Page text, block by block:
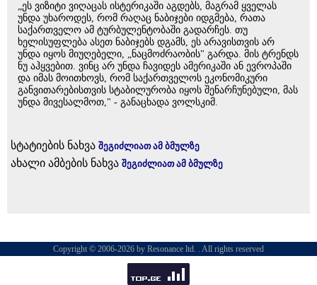
„ეს ვიზიტი ვიღაცას ისტერიკაში აგდებს, მაგრამ ყველას
უნდა უხაროდეს, რომ რაღაც ნაბიჯები იდგმება, რათა
საქართველო ამ ტურბულენტობაში გადარჩეს. თუ
ხელისუფლება ასეთ ნაბიჯებს დგამს, ეს არავისთვის არ
უნდა იყოს მიუღებელი, „ნაცმოძრაობის" გარდა. მის ტრენდს
ნუ აჰყვებით. ვინც არ უნდა ჩავიდეს ამერიკაში ან ევროპაში
და იმას მოითხოვს, რომ საქართველოს ეკონომიკური
განვითარებისთვის სტაბილურობა იყოს შენარჩუნებული, მას
უნდა მივესალმოთ," - განაცხადა ვოლსკიმ.
სტატიების ნახვა შეგიძლიათ ამ ბმულზე
ახალი ამბების ნახვა შეგიძლიათ ამ ბმულზე
Copyright © 2006-2026 by Resonance ltd. . All rights reserved